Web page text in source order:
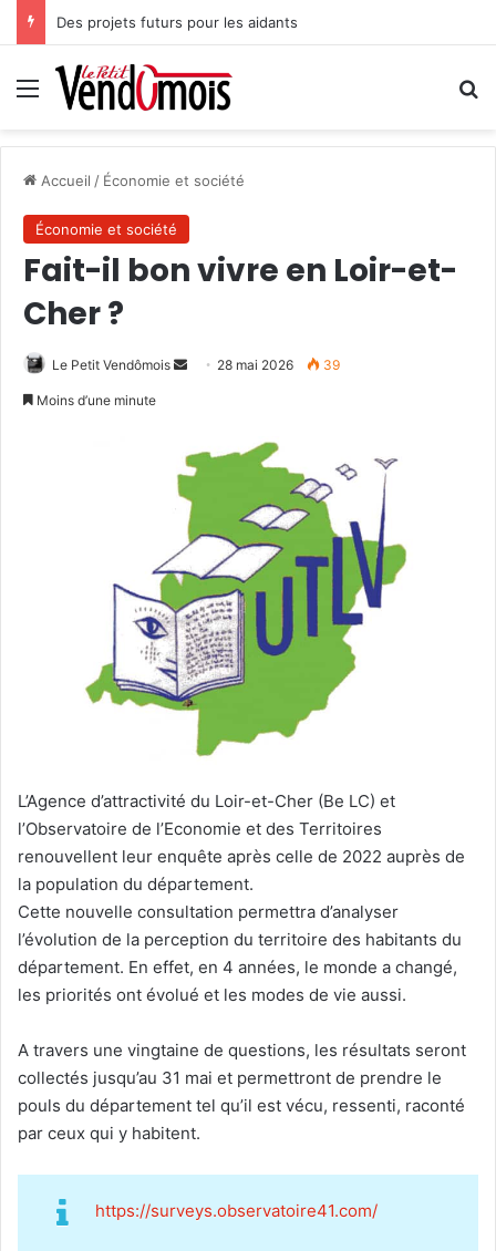
Des projets futurs pour les aidants
Menu
Accueil / Économie et société
Économie et société
Fait-il bon vivre en Loir-et-
Cher ?
Le Petit Vendômois
y
e
r
u
n
c
o
u
r
r
28 mai 2026 39
Moins d’une minute
L’Agence d’attractivité du Loir-et-Cher (Be LC) et
l’Observatoire de l’Economie et des Territoires
renouvellent leur enquête après celle de 2022 auprès de
la population du département.
Cette nouvelle consultation permettra d’analyser
l’évolution de la perception du territoire des habitants du
département. En effet, en 4 années, le monde a changé,
les priorités ont évolué et les modes de vie aussi.
A travers une vingtaine de questions, les résultats seront
collectés jusqu’au 31 mai et permettront de prendre le
pouls du département tel qu’il est vécu, ressenti, raconté
par ceux qui y habitent.
https://surveys.observatoire41.com/